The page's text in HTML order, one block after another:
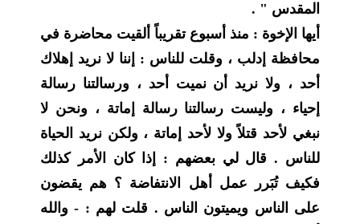
المقدس " .
أيها الإخوة : منذ أسبوع تقريباً ألقيت محاضرة في
محافظة إدلب ، وقلت للناس : إننا لا نريد إهلاك
أحد ، ولا نريد أن نميت أحد ، ورسالتنا رسالة
إحياء ، وليست رسالتنا رسالة إماتة ، ونحن لا
نبغي لأحد قتلاً ولا لأحد إماتة ، ولكن نريد الحياة
للناس . قال لي بعضهم : إذا كان الأمر كذلك
فكيف تُبَرر عمل أهل الانتفاضة ؟ هم يقضون
على الناس ويميتون الناس . قلت لهم : - والله